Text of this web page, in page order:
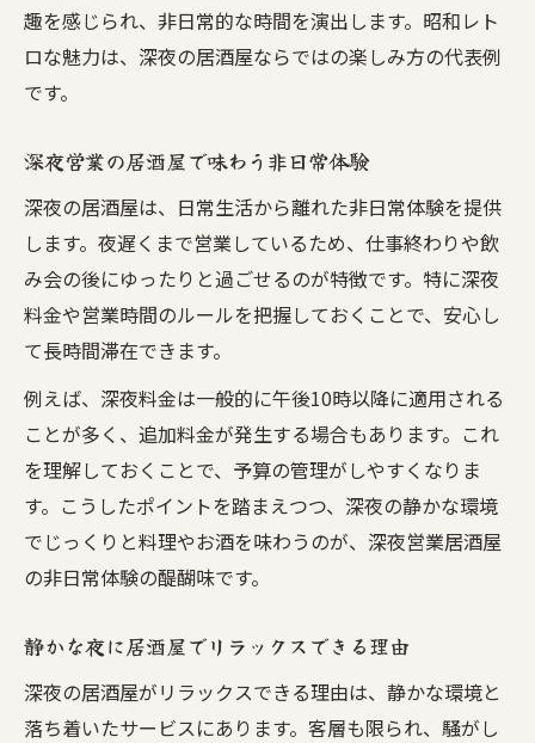
趣を感じられ、非日常的な時間を演出します。昭和レト
ロな魅力は、深夜の居酒屋ならではの楽しみ方の代表例
です。
深夜営業の居酒屋で味わう非日常体験
深夜の居酒屋は、日常生活から離れた非日常体験を提供
します。夜遅くまで営業しているため、仕事終わりや飲
み会の後にゆったりと過ごせるのが特徴です。特に深夜
料金や営業時間のルールを把握しておくことで、安心し
て長時間滞在できます。
例えば、深夜料金は一般的に午後10時以降に適用される
ことが多く、追加料金が発生する場合もあります。これ
を理解しておくことで、予算の管理がしやすくなりま
す。こうしたポイントを踏まえつつ、深夜の静かな環境
でじっくりと料理やお酒を味わうのが、深夜営業居酒屋
の非日常体験の醍醐味です。
静かな夜に居酒屋でリラックスできる理由
深夜の居酒屋がリラックスできる理由は、静かな環境と
落ち着いたサービスにあります。客層も限られ、騒がし